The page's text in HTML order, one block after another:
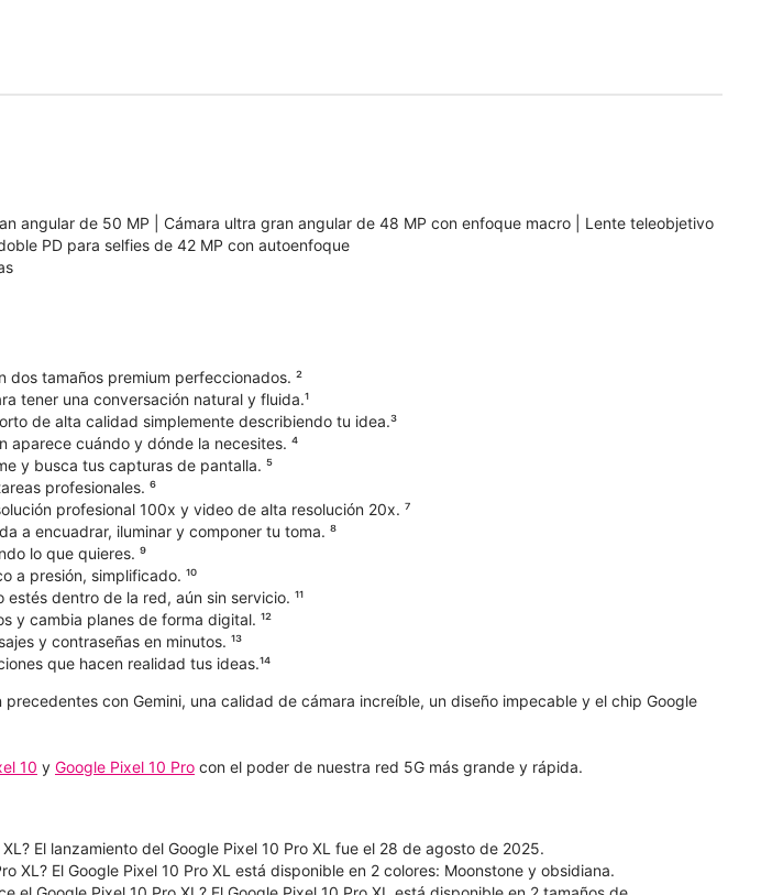
angular de 50 MP | Cámara ultra gran angular de 48 MP con enfoque macro | Lente teleobjetivo
PD para selfies de 42 MP con autoenfoque
dos tamaños premium perfeccionados. ²
tener una conversación natural y fluida.¹
de alta calidad simplemente describiendo tu idea.³
aparece cuándo y dónde la necesites. ⁴
y busca tus capturas de pantalla. ⁵
profesionales. ⁶
profesional 100x y video de alta resolución 20x. ⁷
a encuadrar, iluminar y componer tu toma. ⁸
lo que quieres. ⁹
a presión, simplificado. ¹⁰
dentro de la red, aún sin servicio. ¹¹
y cambia planes de forma digital. ¹²
y contraseñas en minutos. ¹³
que hacen realidad tus ideas.¹⁴
con Gemini, una calidad de cámara increíble, un diseño impecable y el chip Google
10 y Google Pixel 10 Pro con el poder de nuestra red 5G más grande y rápida.
El lanzamiento del Google Pixel 10 Pro XL fue el 28 de agosto de 2025.
XL? El Google Pixel 10 Pro XL está disponible en 2 colores: Moonstone y obsidiana.